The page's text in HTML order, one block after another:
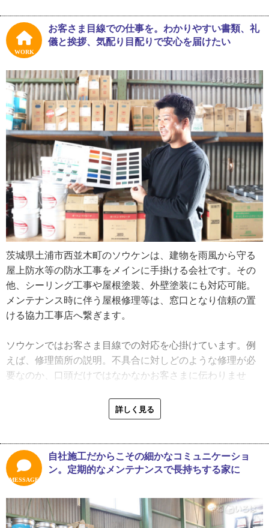
働き始めました」
石塚さんのお父さんは建物のひび割れや建材同士の隙間を
けでは仕事が途切れることもあったそう。お父さんと一緒
に仕事をしていくうちに、石塚さんは防水や塗装の技術も
身に付けて仕事の幅を広げたいと考えるようになったので
す。
「防水と塗装の修業をするために、父の会社を辞めて個人
事業主として独立しました。繁忙期以外はシーリングの現
場をスタッフに任せ、私は防水と塗装の現場で技術を教え
てもらいに行くという形をとったんです。２年間ほどその
スタイルでやって、防水と塗装の技術を身に付けました。
でも独立したのが２０１１年で東日本大震災の直後だった
やっていけるのかという不安も大きくて、とにかく仕事に
対してがむしゃらになっていましたね」
仕事はなるべく断らない、このスタンスで必死に働き、独
立後は多忙な毎日だったといいます。しかし雇われている
だ疲弊する状態ではない充実感があったと当時を振り返り
ます。
シーリングでスタートしたソウケンですが、石塚さんが熱
心に防水の技術を身に付けたため、今ではすっかり防水工
施主のお客さまと直接取引ができる元請けの仕事を増やし
ていきたいと意欲的でした。
「シーリング、防水、塗装と、住宅一棟まるごと外装メン
テナンスができます。会社の規模を大きくしたいというよ
りは、お客さまとじっくり打ち合わせをしながら作業がで
WORK
お客さま目線での仕事を。わかりやすい書類、礼
儀と挨拶、気配り目配りで安心を届けたい
茨城県土浦市西並木町のソウケンは、建物を雨風から守る
屋上防水等の防水工事をメインに手掛ける会社です。その
他、シーリング工事や屋根塗装、外壁塗装にも対応可能。
メンテナンス時に伴う屋根修理等は、窓口となり信頼の置
ける協力工事店へ繋ぎます。
ソウケンではお客さま目線での対応を心掛けています。例
えば、修理箇所の説明。不具合に対しどのような修理が必
要なのか、口頭だけではなかなかお客さまに伝わりませ
詳細を説明するようにしています。また、見積書はお客さ
まの要望をヒアリングして数パターン用意しているとのこ
「お客さまが気にしている部分に着目して現地調査を行
い、報告書を作成します。お客さまが見えない部分はドロ
そしてこれは作業とは直接関係はないんですが、お客さま
の家の敷地内で作業をするので、施工中は身だしなみを整
詳しく見る
MESSAGE
自社施工だからこその細かなコミュニケーショ
ン。定期的なメンテナンスで長持ちする家に